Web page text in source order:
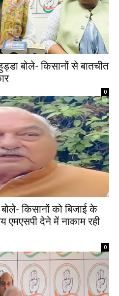
बोले- किसानों से बातचीत
0
किसानों को बिजाई के
देने में नाकाम रही
0